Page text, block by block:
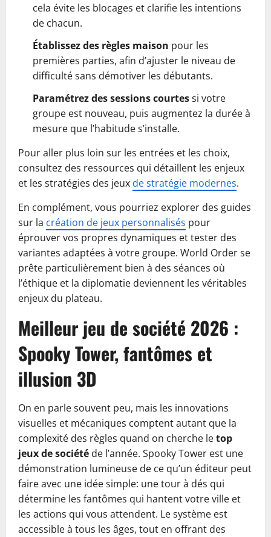
cela évite les blocages et clarifie les intentions
de chacun.
Établissez des règles maison pour les
premières parties, afin d’ajuster le niveau de
difficulté sans démotiver les débutants.
Paramétrez des sessions courtessi votre
groupe est nouveau, puis augmentez la durée à
mesure que l’habitude s’installe.
Pour aller plus loin sur les entrées et les choix,
consultez des ressources qui détaillent les enjeux
et les stratégies des jeux de stratégie modernes.
En complément, vous pourriez explorer des guides
sur la création de jeux personnalisés pour
éprouver vos propres dynamiques et tester des
variantes adaptées à votre groupe. World Order se
prête particulièrement bien à des séances où
l’éthique et la diplomatie deviennent les véritables
enjeux du plateau.
Meilleur jeu de société 2026 :
Spooky Tower, fantômes et
illusion 3D
On en parle souvent peu, mais les innovations
visuelles et mécaniques comptent autant que la
complexité des règles quand on cherche letop
jeux de société de l’année. Spooky Tower est une
démonstration lumineuse de ce qu’un éditeur peut
faire avec une idée simple: une tour à dés qui
détermine les fantômes qui hantent votre ville et
les actions qui vous attendent. Le système est
accessible à tous les âges, tout en offrant des